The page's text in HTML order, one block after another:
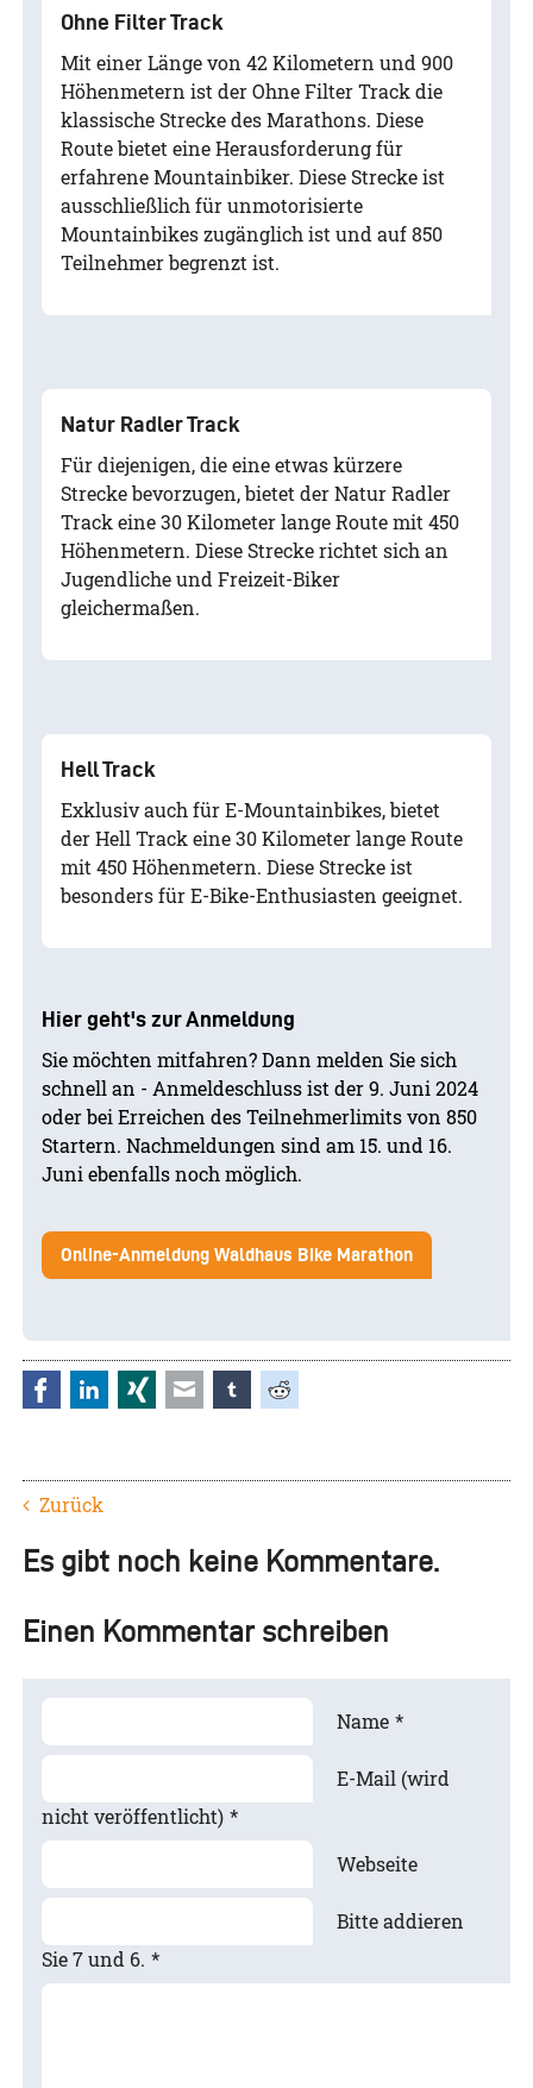
Ohne Filter Track
Mit einer Länge von 42 Kilometern und 900
Höhenmetern ist der Ohne Filter Track die
klassische Strecke des Marathons. Diese
Route bietet eine Herausforderung für
erfahrene Mountainbiker. Diese Strecke ist
ausschließlich für unmotorisierte
Mountainbikes zugänglich ist und auf 850
Teilnehmer begrenzt ist.
Natur Radler Track
Für diejenigen, die eine etwas kürzere
Strecke bevorzugen, bietet der Natur Radler
Track eine 30 Kilometer lange Route mit 450
Höhenmetern. Diese Strecke richtet sich an
Jugendliche und Freizeit-Biker
gleichermaßen.
Hell Track
Exklusiv auch für E-Mountainbikes, bietet
der Hell Track eine 30 Kilometer lange Route
mit 450 Höhenmetern. Diese Strecke ist
besonders für E-Bike-Enthusiasten geeignet.
Hier geht's zur Anmeldung
Sie möchten mitfahren? Dann melden Sie sich
schnell an - Anmeldeschluss ist der 9. Juni 2024
oder bei Erreichen des Teilnehmerlimits von 850
Startern. Nachmeldungen sind am 15. und 16.
Juni ebenfalls noch möglich.
Online-Anmeldung Waldhaus Bike Marathon
FacebookLinkedIn Xing E-mail tumblr
Zurück
Es gibt noch keine Kommentare.
Einen Kommentar schreiben
Name *
E-Mail (wird
nicht veröffentlicht) *
Webseite
Bitte addieren
Sie 7 und 6. *